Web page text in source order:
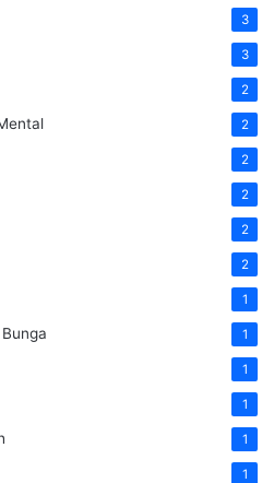
3
3
2
2
2
2
2
2
1
1
1
1
1
1